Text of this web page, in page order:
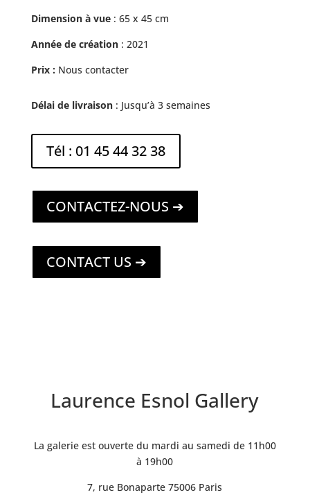
Dimension à vue: 65 x 45 cm
Année de création: 2021
Prix : Nous contacter
Délai de livraison: Jusqu’à 3 semaines
Tél : 01 45 44 32 38
CONTACTEZ-NOUS ➔
CONTACT US ➔
Laurence Esnol Gallery
La galerie est ouverte du mardi au samedi de 11h00
à 19h00
7, rue Bonaparte 75006 Paris